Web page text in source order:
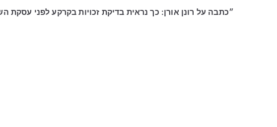
״כתבה על רונן אורן: כך נראית בדיקת זכויות בקרקע לפני עסקת